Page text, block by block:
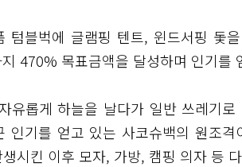
텀블벅에 글램핑 텐트, 윈드서핑 돛
470% 목표금액을 달성하며 인기를
유롭게 하늘을 날다가 일반 쓰레기
인기를 얻고 있는 사코슈백의 원조
시킨 이후 모자, 가방, 캠핑 의자 등